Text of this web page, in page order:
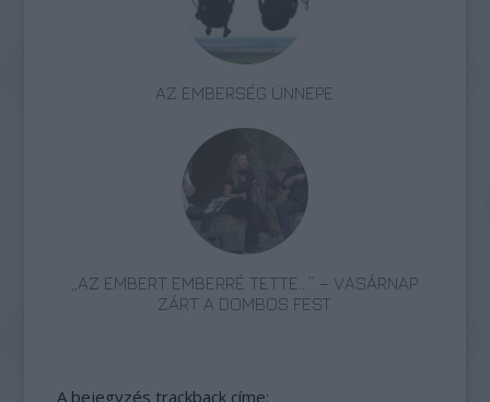
AZ EMBERSÉG ÜNNEPE
„AZ EMBERT EMBERRÉ TETTE…” – VASÁRNAP
ZÁRT A DOMBOS FEST
A bejegyzés trackback címe: